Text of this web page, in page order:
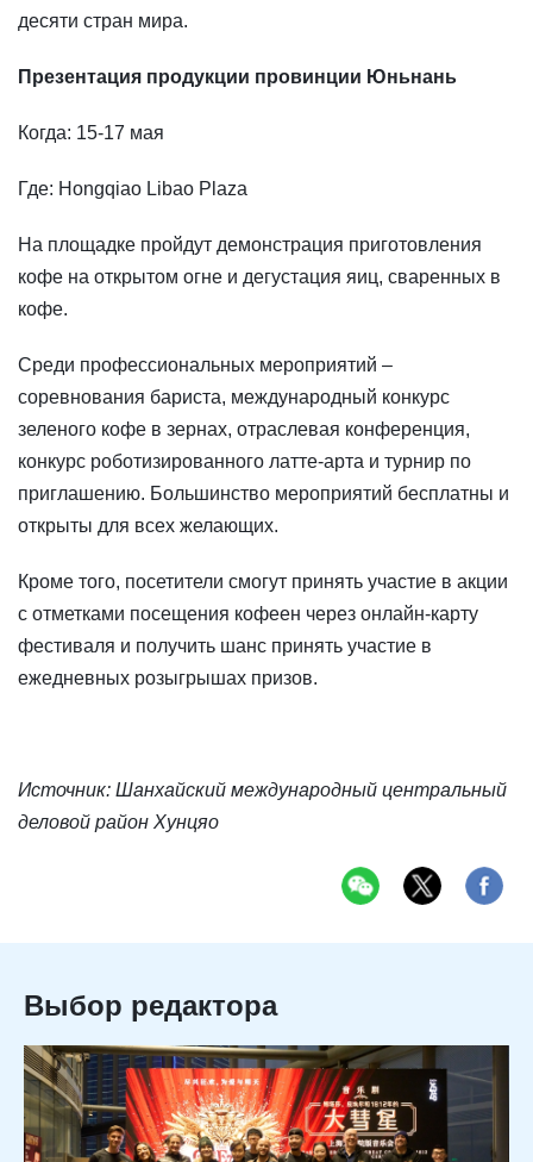
десяти стран мира.
Презентация продукции провинции Юньнань
Когда: 15-17 мая
Где: Hongqiao Libao Plaza
На площадке пройдут демонстрация приготовления
кофе на открытом огне и дегустация яиц, сваренных в
кофе.
Среди профессиональных мероприятий –
соревнования бариста, международный конкурс
зеленого кофе в зернах, отраслевая конференция,
конкурс роботизированного латте-арта и турнир по
приглашению. Большинство мероприятий бесплатны и
открыты для всех желающих.
Кроме того, посетители смогут принять участие в акции
с отметками посещения кофеен через онлайн-карту
фестиваля и получить шанс принять участие в
ежедневных розыгрышах призов.
Источник: Шанхайский международный центральный
деловой район Хунцяо
Выбор редактора